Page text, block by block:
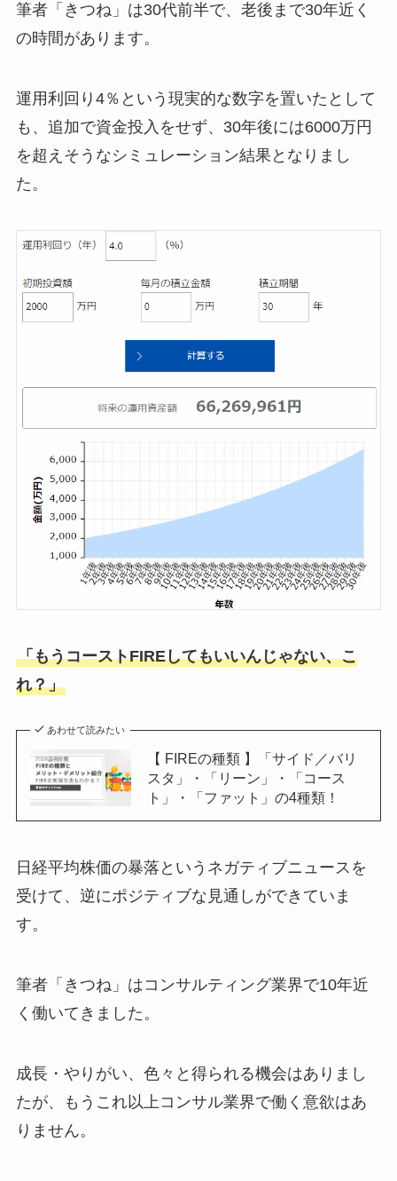
筆者「きつね」は30代前半で、老後まで30年近く
の時間があります。
運用利回り4％という現実的な数字を置いたとして
も、追加で資金投入をせず、30年後には6000万円
を超えそうなシミュレーション結果となりまし
た。
「もうコーストFIREしてもいいんじゃない、こ
れ？」
あわせて読みたい
【 FIREの種類 】「サイド／バリ
スタ」・「リーン」・「コース
ト」・「ファット」の4種類！
日経平均株価の暴落というネガティブニュースを
受けて、逆にポジティブな見通しができていま
す。
筆者「きつね」はコンサルティング業界で10年近
く働いてきました。
成長・やりがい、色々と得られる機会はありまし
たが、もうこれ以上コンサル業界で働く意欲はあ
りません。